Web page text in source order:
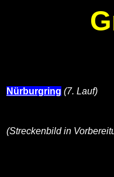
Nürburgring (7. Lauf)
(Streckenbild in